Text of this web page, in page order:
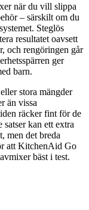
när du vill slippa
– särskilt om du
Steglös
resultatet oavsett
och rengöringen går
ger
barn.
stora mängder
än vissa
räcker fint för de
kan ett extra
men det breda
att KitchenAid Go
bäst i test.